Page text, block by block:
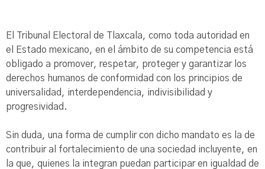
El Tribunal Electoral de Tlaxcala, como toda autoridad en
el Estado mexicano, en el ámbito de su competencia está
obligado a promover, respetar, proteger y garantizar los
derechos humanos de conformidad con los principios de
universalidad, interdependencia, indivisibilidad y
progresividad.
Sin duda, una forma de cumplir con dicho mandato es la de
contribuir al fortalecimiento de una sociedad incluyente, en
la que, quienes la integran puedan participar en igualdad de